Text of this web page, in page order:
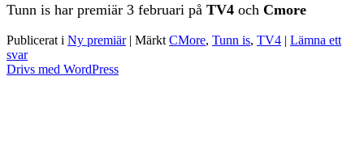
Tunn is har premiär 3 februari på TV4 och Cmore
Publicerat i Ny premiär | Märkt CMore, Tunn is, TV4 | Lämna ett
svar
Drivs med WordPress